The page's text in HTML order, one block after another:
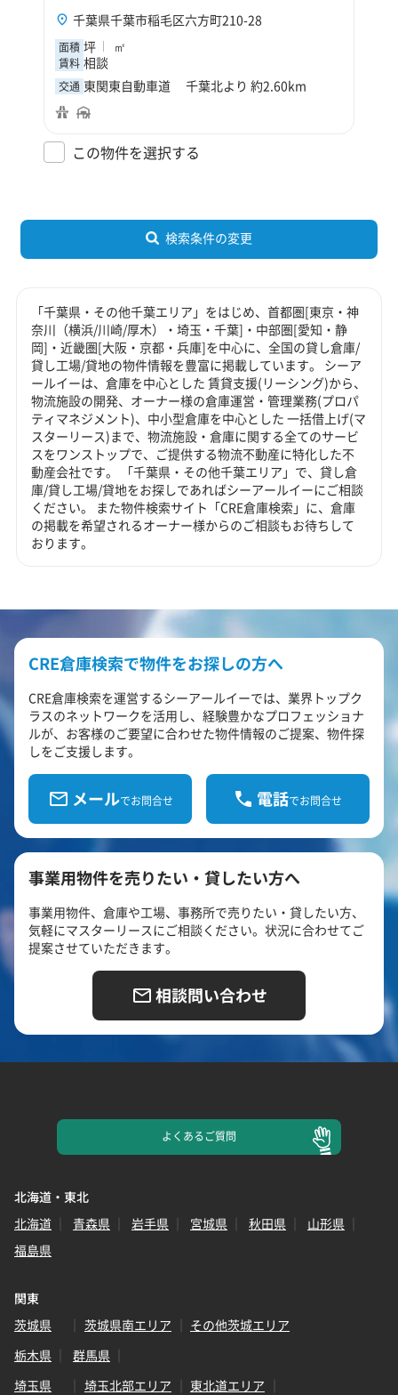
千葉県千葉市稲毛区六方町210-28
面積 坪 ㎡
賃料 相談
交通 東関東自動車道 千葉北より 約2.60km
この物件を選択する
検索条件の変更
「千葉県・その他千葉エリア」をはじめ、首都圏[東京・神
奈川（横浜/川崎/厚木）・埼玉・千葉]・中部圏[愛知・静
岡]・近畿圏[大阪・京都・兵庫]を中心に、全国の貸し倉庫/
貸し工場/貸地の物件情報を豊富に掲載しています。 シーア
ールイーは、倉庫を中心とした 賃貸支援(リーシング)から、
物流施設の開発、オーナー様の倉庫運営・管理業務(プロパ
ティマネジメント)、中小型倉庫を中心とした 一括借上げ(マ
スターリース)まで、物流施設・倉庫に関する全てのサービ
スをワンストップで、ご提供する物流不動産に特化した不
動産会社です。 「千葉県・その他千葉エリア」で、貸し倉
庫/貸し工場/貸地をお探しであればシーアールイーにご相談
ください。 また物件検索サイト「CRE倉庫検索」に、倉庫
の掲載を希望されるオーナー様からのご相談もお待ちして
おります。
CRE倉庫検索で物件をお探しの方へ
CRE倉庫検索を運営するシーアールイーでは、業界トップク
ラスのネットワークを活用し、経験豊かなプロフェッショナ
ルが、お客様のご要望に合わせた物件情報のご提案、物件探
しをご支援します。
メールでお問合せ 電話でお問合せ
事業用物件を売りたい・貸したい方へ
事業用物件、倉庫や工場、事務所で売りたい・貸したい方、
気軽にマスターリースにご相談ください。状況に合わせてご
提案させていただきます。
相談問い合わせ
よくあるご質問
北海道・東北
北海道
青森県 岩手県 宮城県 秋田県
山形県
福島県
関東
茨城県
茨城県南エリア
その他茨城エリア
栃木県
群馬県
埼玉県
埼玉北部エリア
東北道エリア